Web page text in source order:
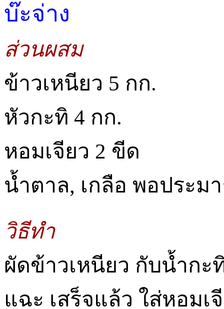
บ๊ะจ่าง
ส่วนผสม
ข้าวเหนียว 5 กก.
หัวกะทิ 4 กก.
หอมเจียว 2 ขีด
น้ำตาล, เกลือ พอประม
วิธีทำ
ผัดข้าวเหนียว กับน้ำก
แฉะ เสร็จแล้ว ใส่หอมเ